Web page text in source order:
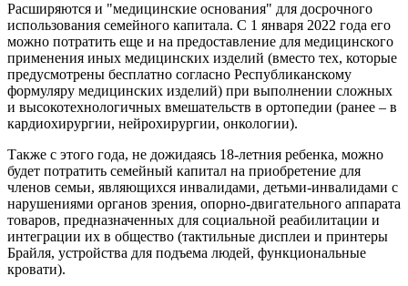
Расширяются и "медицинские основания" для досрочного
использования семейного капитала. С 1 января 2022 года его
можно потратить еще и на предоставление для медицинского
применения иных медицинских изделий (вместо тех, которые
предусмотрены бесплатно согласно Республиканскому
формуляру медицинских изделий) при выполнении сложных
и высокотехнологичных вмешательств в ортопедии (ранее – в
кардиохирургии, нейрохирургии, онкологии).
Также с этого года, не дожидаясь 18-летния ребенка, можно
будет потратить семейный капитал на приобретение для
членов семьи, являющихся инвалидами, детьми-инвалидами с
нарушениями органов зрения, опорно-двигательного аппарата
товаров, предназначенных для социальной реабилитации и
интеграции их в общество (тактильные дисплеи и принтеры
Брайля, устройства для подъема людей, функциональные
кровати).